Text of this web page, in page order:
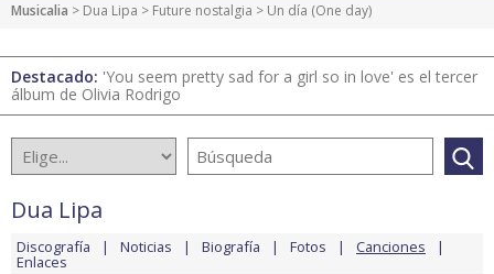
Musicalia > Dua Lipa > Future nostalgia > Un día (One day)
Destacado: 'You seem pretty sad for a girl so in love' es el tercer
álbum de Olivia Rodrigo
Dua Lipa
Discografía Noticias Biografía Fotos Canciones
Enlaces